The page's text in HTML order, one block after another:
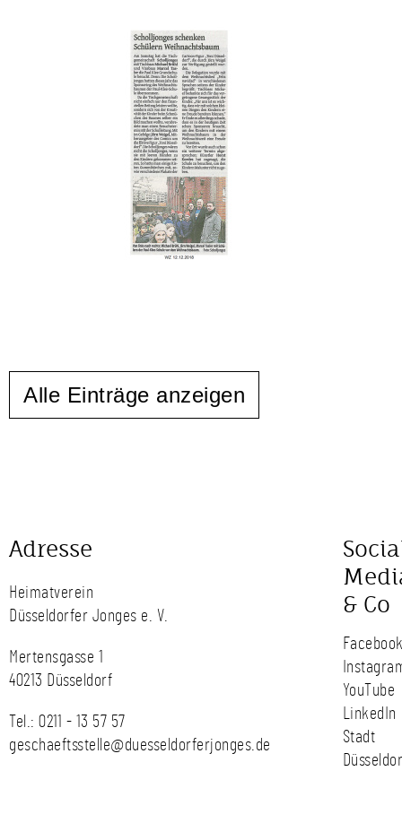
Alle Einträge anzeigen
Adresse
Heimatverein
Düsseldorfer Jonges e. V.
Mertensgasse 1
40213 Düsseldorf
Tel.: 0211 - 13 57 57
geschaeftsstelle@duesseldorferjonges.de
& Co
YouTube
LinkedIn
Stadt